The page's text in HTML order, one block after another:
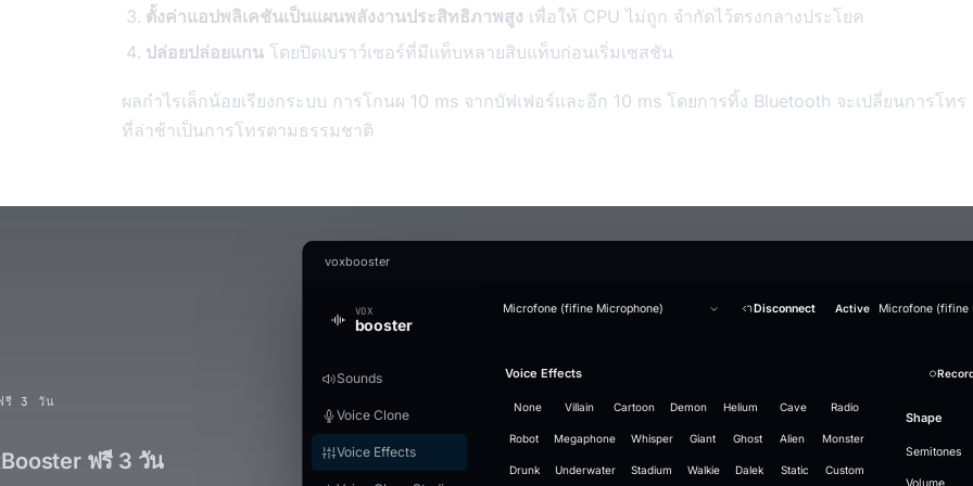
ตั้งค่าแอปพลิเคชันเป็นแผนพลังงานประสิทธิภาพสูง เพื่อให้ CPU ไม่ถูก จำกัดไว้ตรงกลางประโยค
ปล่อยปล่อยแกน โดยปิดเบราว์เซอร์ที่มีแท็บหลายสิบแท็บก่อนเริ่มเซสชัน
ผลกำไรเล็กน้อยเรียงกระบบ การโกนผ 10 ms จากบัฟเฟอร์และอีก 10 ms โดยการทิ้ง Bluetooth จะเปลี่ยนการโทร
ที่ล่าช้าเป็นการโทรตามธรรมชาติ
รี 3 วัน
ฟรี 3 วัน
voxbooster
VOX
booster
Sounds
Voice Clone
Voice Effects
Microfone (fifine Microphone) Disconnect Active Microfone (fifine
Soundboard
Stop · Ctrl+F2 Search
⋮⋮ airhorn-01.mp3 Ctrl+F3 Mute
Voice Clone
Select Voice
Pitch
Voice Effects
None Villain Cartoon Demon Helium Cave Radio
Robot Megaphone Whisper Giant Ghost Alien Monster
Drunk Underwater Stadium Walkie Dalek Static Custom
Shape
Semitones
Lite
Fast and light, smaller download
Reference voice (who
Split vocals from instrumental
Split tracks Music1.wav
Vocals
Describe the music Use example
Energetic synth-pop anthem, bright arpeggiated synths,
male vocals. Around 120 BPM.
Lyrics (optional)
[Verse]
Grab the microphone,
Flip a switch and I
[Chorus]
Whisper Model
Model "small" loaded
⚡ GPU
Microphone gain
Makes your mic louder. 100% = no change.
452%
Level
Suppression
Noise suppression
Off — background noise passes through unchanged.
Strength
Voice focus
Sound plays
16 LAUNCHES 78